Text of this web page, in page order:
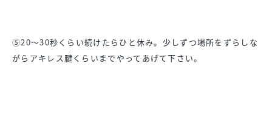
⑤20〜30秒くらい続けたらひと休み。少しずつ場所をずらしな
がらアキレス腱くらいまでやってあげて下さい。